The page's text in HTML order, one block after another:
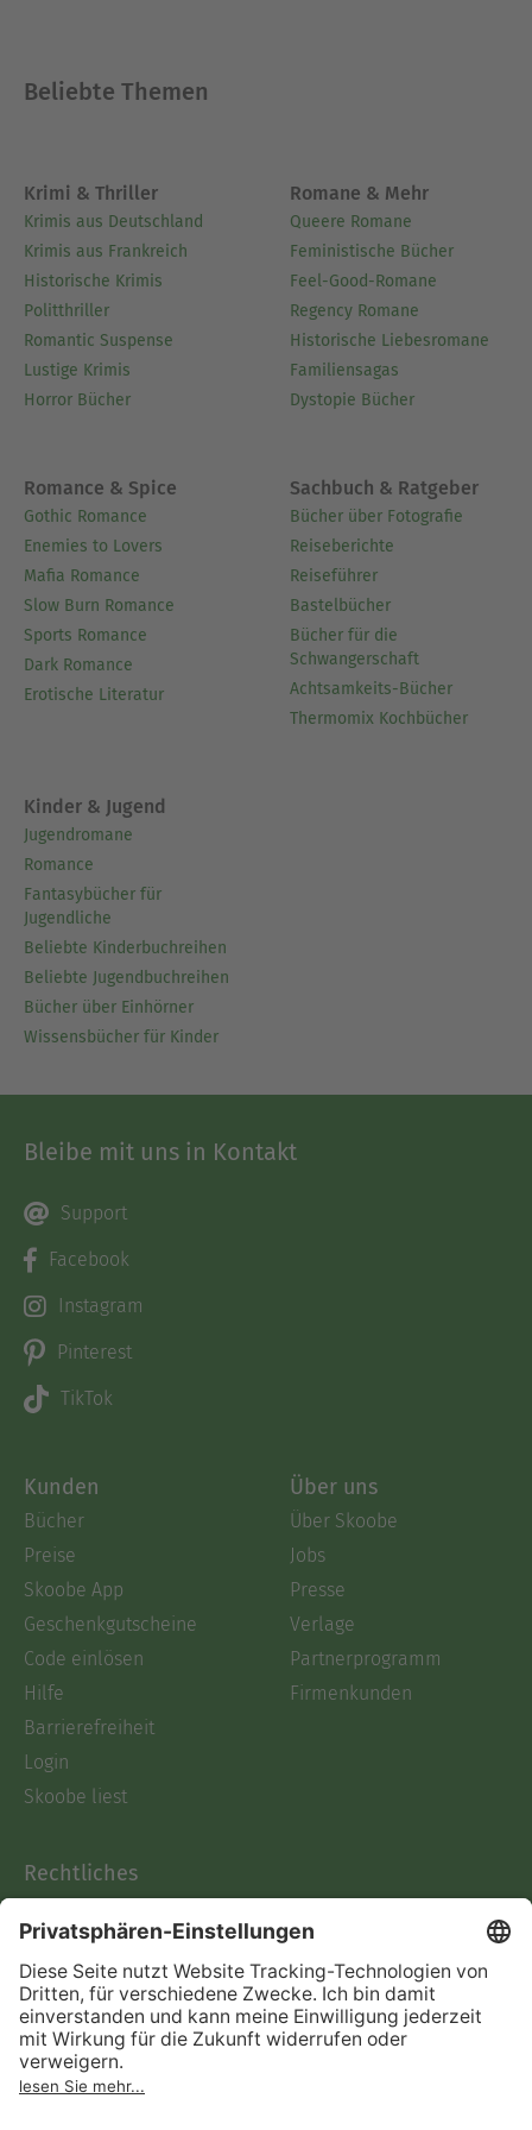
processus : la recherche d'idées et la recherche,
lecture particulièrement harmonieuse et
contemporaine.
Beliebte Themen
Krimi & Thriller
Krimis aus Deutschland
Krimis aus Frankreich
Historische Krimis
Politthriller
Romantic Suspense
Lustige Krimis
Horror Bücher
Romane & Mehr
Queere Romane
Feministische Bücher
Feel-Good-Romane
Regency Romane
Historische Liebesromane
Familiensagas
Dystopie Bücher
Romance & Spice
Gothic Romance
Enemies to Lovers
Mafia Romance
Slow Burn Romance
Sports Romance
Dark Romance
Erotische Literatur
Sachbuch & Ratgeber
Bücher über Fotografie
Reiseberichte
Reiseführer
Bastelbücher
Bücher für die
Schwangerschaft
Achtsamkeits-Bücher
Thermomix Kochbücher
Kinder & Jugend
Jugendromane
Romance
Fantasybücher für
Jugendliche
Beliebte Kinderbuchreihen
Beliebte Jugendbuchreihen
Bücher über Einhörner
Wissensbücher für Kinder
Bleibe mit uns in Kontakt
Support
Facebook
Instagram
Pinterest
TikTok
Kunden
Bücher
Preise
Skoobe App
Geschenkgutscheine
Code einlösen
Hilfe
Barrierefreiheit
Login
Skoobe liest
Über uns
Über Skoobe
Jobs
Presse
Verlage
Partnerprogramm
Firmenkunden
Rechtliches
AGB
Informationen nach Data
Act
Verträge hier kündigen
Impressum